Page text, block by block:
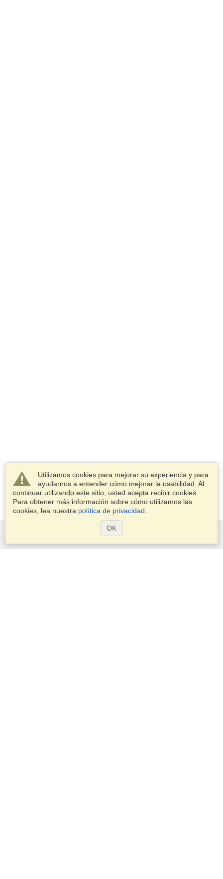
Utilizamos cookies para mejorar su experiencia y para
ayudarnos a entender cómo mejorar la usabilidad. Al
continuar utilizando este sitio, usted acepta recibir cookies.
Para obtener más información sobre cómo utilizamos las
cookies, lea nuestra política de privacidad
OK